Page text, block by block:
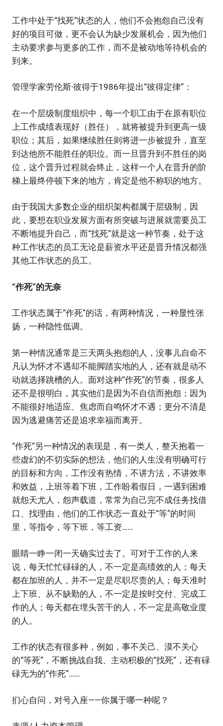
工作中处于“找死”状态的人，他们不会抱怨自己没有
好的项目可做，更不会认为缺少发展机会，因为他们
主动要求参与更多的工作，而不是被动地等待机会的
到来。
管理学家劳伦斯·彼得于1986年提出“彼得定律”：
在一个层级制度组织中，每一个职工由于在原有职位
上工作成绩表现好（胜任），就将被提升到更高一级
职位；其后，如果继续胜任则将进一步被提升，直至
到达他所不能胜任的职位。而一旦晋升到不胜任的岗
位，这个晋升过程就会终止，这样一个人在晋升的阶
梯上最终停顿下来的地方，肯定是他不称职的地方。
由于我国大多数企业的组织架构都属于层级制，因
此，要想在职业发展方面有所突破与进展就需要员工
不断地提升自己，而“找死”就是这一种节奏，处于这
种工作状态的员工无论是薪资水平还是晋升情况都强
其他工作状态的员工。
“作死”的无奈
工作状态属于“作死”的话，有两种情况，一种显性张
扬，一种隐性低调。
第一种情况通常是三天两头抱怨的人，没事儿自命不
凡认为怀才不遇却不能脚踏实地的人，还有就是动不
动就选择跳槽的人。面对这种“作死”的节奏，很多人
还不是很明白，其实他们是因为不自信而抱怨；因为
不能很好地适应、焦虑而自鸣怀才不遇；更分不清是
因为逃避痛苦还是追求幸福而离开。
“作死”另一种情况的表现是，有一类人，整天抱着一
些虚幻的不切实际的想法，他们的人生没有明确可行
的目标和方向，工作没有热情，不讲方法，不讲效率
和效益，上班等着下班，工作盼着假日，一遇到困难
就怨天尤人，怨声载道，常常为自己完不成任务找借
口、找理由，他们的工作状态一直处于“等”的时间
里，等指令，等下班，等工资……
眼睛一睁一闭一天确实过去了。可对于工作的人来
说，每天忙忙碌碌的人，不一定是高绩效的人；每天
都在加班的人，并不一定是尽职尽责的人；每天准时
上下班、从不缺勤的人，不一定是按时交付、完成工
作的人；每天都在埋头苦干的人，不一定是高敬业度
的人。
工作的状态有很多种，例如，事不关己、漠不关心
的“等死”，不断挑战自我、主动积极的“找死”，还有碌
碌无为的“作死”……
扪心自问，对号入座——你属于哪一种呢？